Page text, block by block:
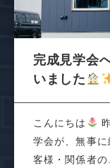
完成見学会
いました
こんにちは
学会が、無事に
客様・関係者の